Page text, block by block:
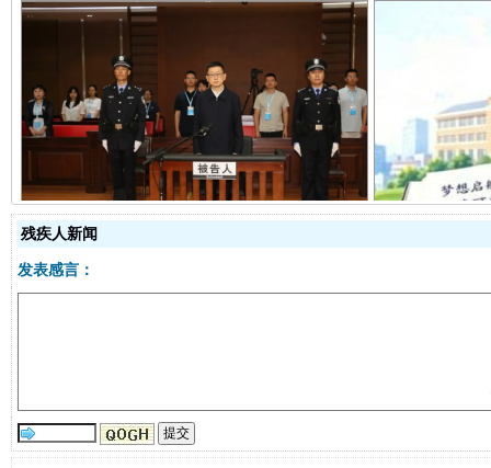
受贿1.44亿！段成刚被判无期 从幼
全民健身五年计划来了！等你上场
残疾人新闻
发表感言：